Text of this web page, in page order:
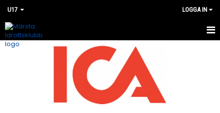
U17 LOGGA IN
HEM